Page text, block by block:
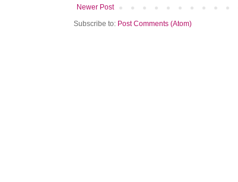
Newer Post
Subscribe to: Post Comments (Atom)